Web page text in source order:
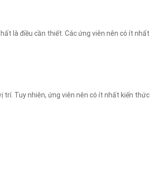
là điều cần thiết. Các ứng viên nên có ít nhất
Tuy nhiên, ứng viên nên có ít nhất kiến thức